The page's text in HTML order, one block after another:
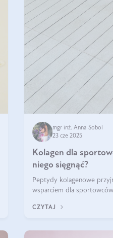
mgr inż. Anna Sobol
23 cze 2025
Kolagen dla
niego sięgnąć?
Peptydy kolagenowe
wsparciem dla
CZYTAJ